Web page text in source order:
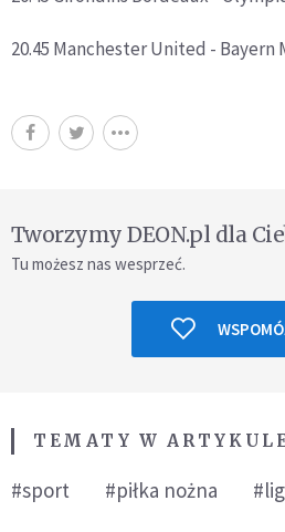
20.45 Manchester United - Bayern
Tworzymy DEON.pl dla
Tu możesz nas wesprzeć.
TEMATY W
#sport #piłka nożna